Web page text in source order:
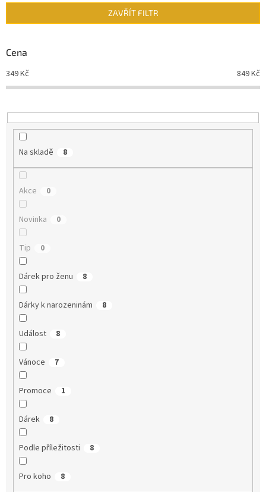
í
r
o
d
u
t
ů
ZAVŘÍT FILTR
Cena
349Kč 849Kč
Na skladě 8
Akce 0
Novinka 0
Tip 0
Dárek pro ženu 8
Dárky k narozeninám 8
Událost 8
Vánoce 7
Promoce 1
Dárek 8
Podle příležitosti 8
Pro koho 8